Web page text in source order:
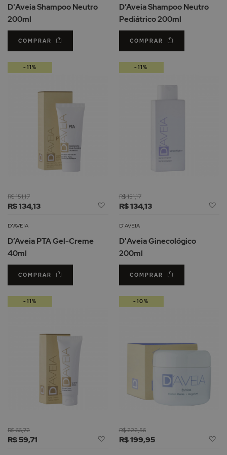
Desejos
D'Aveia Shampoo Neutro
200ml
COMPRAR
D’Aveia Shampoo Neutro
Pediátrico 200ml
COMPRAR
R$ 134,13
R$ 151,17
Adicionar
Lista
Desejos
D'AVEIA
D’Aveia PTA Gel-Creme
40ml
COMPRAR
-11%
R$ 134,13
R$ 151,17
D'AVEIA
D'Aveia Ginecológico
200ml
COMPRAR
-11%
R$ 59,71
R$ 66,72
Adicionar
-11%
R$ 199,95
R$ 222,56
-10%